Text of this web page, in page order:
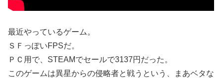
最近やっているゲーム。
ＳＦっぽいFPSだ。
ＰＣ用で、STEAMでセールで3137円だった。
このゲームは異星からの侵略者と戦うという、まあベタな